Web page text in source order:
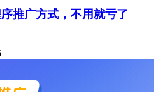
推广方式，不用就亏了